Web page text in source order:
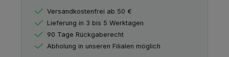
Versandkostenfrei ab 50 €
Lieferung in 3 bis 5 Werktagen
90 Tage Rückgaberecht
Abholung in unseren Filialen möglich